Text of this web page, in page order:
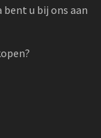
u bij ons aan